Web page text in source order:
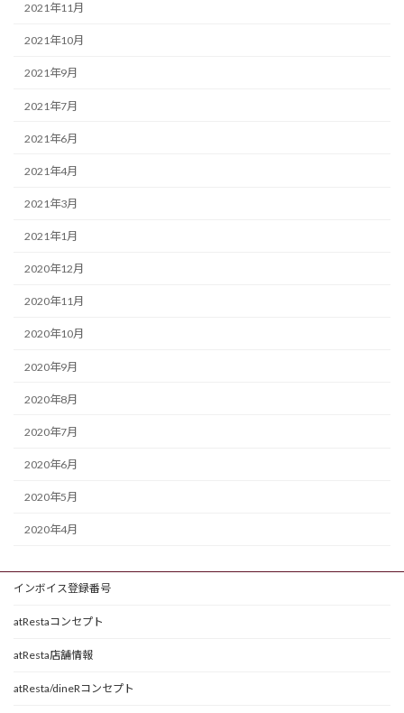
2021年11月
2021年10月
2021年9月
2021年7月
2021年6月
2021年4月
2021年3月
2021年1月
2020年12月
2020年11月
2020年10月
2020年9月
2020年8月
2020年7月
2020年6月
2020年5月
2020年4月
インボイス登録番号
atRestaコンセプト
atResta店舗情報
atResta/dineRコンセプト